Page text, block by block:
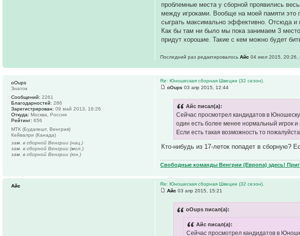
проблемные места у сборной проявились
между игроками. Вообще на моей памяти это
сыграть максимально эффективно. Отсюда и
Как бы там ни было мы пока занимаем 3
придут хорошие. Такие с кем можно будет
Последний раз редактировалосьАйс 04 июл 2015, 20:26,
Re: Юношеская сборная Швеции (32 сезон).
oOups 03 апр 2015, 12:44
Айс писал(а):
Сейчас просмотрел кандидатов в
один есть более менее нормальный игрок
Если есть такая возможность то
Кто-нибудь из 17-леток попадет в сборную?
Свободные команды Венгрии (Европа) здесь!
oOups
Знаток
Сообщений: 2261
Благодарностей: 286
Зарегистрирован: 09 май 2013, 16:26
Откуда: Москва, Россия
Рейтинг: 656
МТК (Будапешт, Венгрия)
Кейвалри (Канада)
зам. в сборной Венгрии (нац.)
зам. в сборной Венгрии (мол.)
зам. в сборной Венгрии (юн.)
Re: Юношеская сборная Швеции (32 сезон).
Айс 03 апр 2015, 15:21
oOups писал(а):
Айс писал(а):
Сейчас просмотрел кандидатов в
Айс